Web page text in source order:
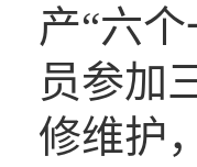
产“六
员参加
修维护